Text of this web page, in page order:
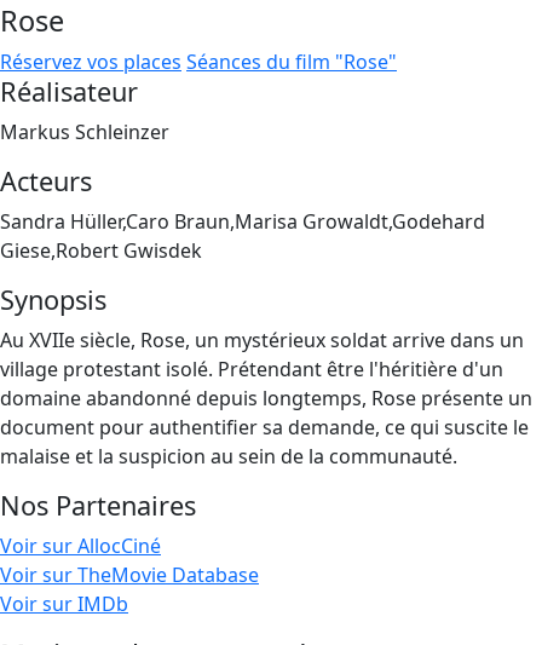
Rose
Réservez vos places Séances du film "Rose"
Réalisateur
Markus Schleinzer
Acteurs
Sandra Hüller,Caro Braun,Marisa Growaldt,Godehard
Giese,Robert Gwisdek
Synopsis
Au XVIIe siècle, Rose, un mystérieux soldat arrive dans un
village protestant isolé. Prétendant être l'héritière d'un
domaine abandonné depuis longtemps, Rose présente un
document pour authentifier sa demande, ce qui suscite le
malaise et la suspicion au sein de la communauté.
Nos Partenaires
Voir sur AllocCiné
Voir sur TheMovie Database
Voir sur IMDb